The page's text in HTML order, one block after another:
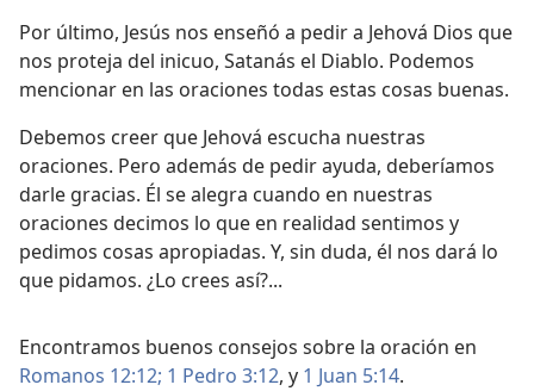
Por último, Jesús nos enseñó a pedir a Jehová Dios que
nos proteja del inicuo, Satanás el Diablo. Podemos
mencionar en las oraciones todas estas cosas buenas.
Debemos creer que Jehová escucha nuestras
oraciones. Pero además de pedir ayuda, deberíamos
darle gracias. Él se alegra cuando en nuestras
oraciones decimos lo que en realidad sentimos y
pedimos cosas apropiadas. Y, sin duda, él nos dará lo
que pidamos. ¿Lo crees así?...
Encontramos buenos consejos sobre la oración en
Romanos 12:12; 1 Pedro 3:12, y 1 Juan 5:14.